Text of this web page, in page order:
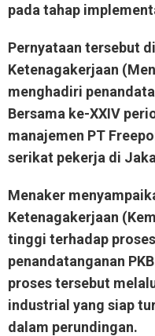
pada tahap
Pernyataan tersebut
Ketenagakerjaan
menghadiri
Bersama ke-XXIV
manajemen PT
serikat pekerja di
Menaker
Ketenagakerjaan
tinggi terhadap
penandatanganan
proses tersebut
industrial yang siap
dalam perundingan.